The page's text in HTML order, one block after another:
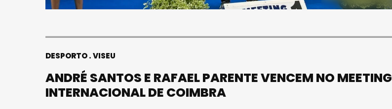
DESPORTO VISEU
ANDRÉ SANTOS E RAFAEL PARENTE VENCEM NO MEETING
INTERNACIONAL DE COIMBRA